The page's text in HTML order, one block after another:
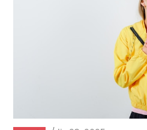
Jak prawidłowo oddychać